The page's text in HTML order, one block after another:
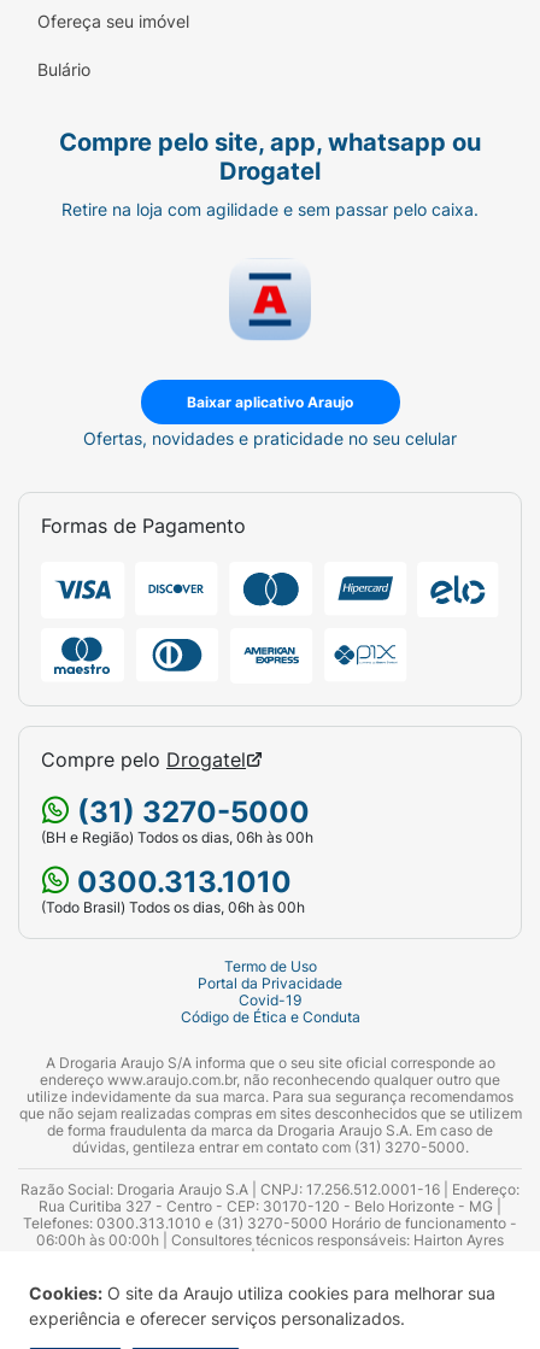
Cookies: O site da Araujo utiliza cookies para melhorar sua
experiência e oferecer serviços personalizados.
Ofereça seu imóvel
Bulário
Compre pelo site, app, whatsapp ou
Drogatel
Retire na loja com agilidade e sem passar pelo caixa.
Baixar aplicativo Araujo
Ofertas, novidades e praticidade no seu celular
Formas de Pagamento
Compre pelo Drogatel
(31) 3270-5000
(BH e Região) Todos os dias, 06h às 00h
0300.313.1010
(Todo Brasil) Todos os dias, 06h às 00h
Termo de Uso
Portal da Privacidade
Covid-19
Código de Ética e Conduta
A Drogaria Araujo S/A informa que o seu site oficial corresponde ao
endereço www.araujo.com.br, não reconhecendo qualquer outro que
utilize indevidamente da sua marca. Para sua segurança recomendamos
que não sejam realizadas compras em sites desconhecidos que se utilizem
de forma fraudulenta da marca da Drogaria Araujo S.A. Em caso de
dúvidas, gentileza entrar em contato com (31) 3270-5000.
Razão Social: Drogaria Araujo S.A | CNPJ: 17.256.512.0001-16 | Endereço:
Rua Curitiba 327 - Centro - CEP: 30170-120 - Belo Horizonte - MG |
Telefones: 0300.313.1010 e (31) 3270-5000 Horário de funcionamento -
06:00h às 00:00h | Consultores técnicos responsáveis: Hairton Ayres
Azevedo Guimarães – CRF 10.965 | Yasmin Silva Alvarenga – CRF 52.584 -
Sanitário: 2025020713 | Autorização de Funcionamento da Empresa (AFE):